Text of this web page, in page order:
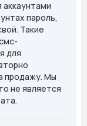
аккаунтами
пароль,
Такие
для
продажу. Мы
не является